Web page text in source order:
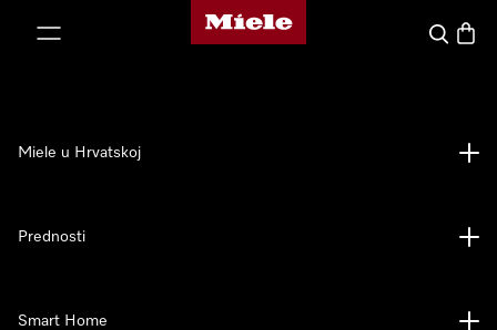
Miele početna stranica
Pretraga
Miele u Hrvatskoj
Prednosti
Smart Home